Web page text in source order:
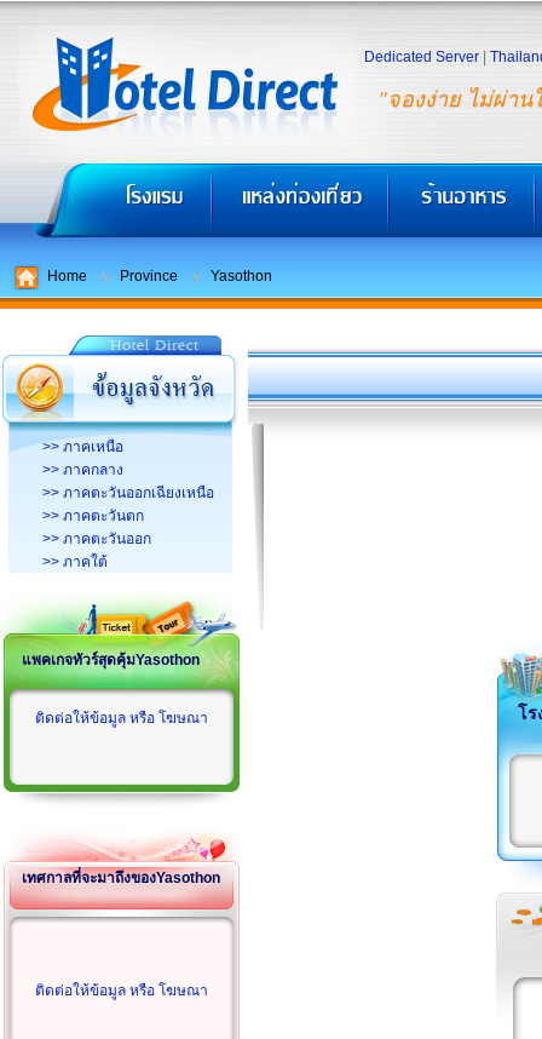
"จองง่าย ไม่ผ่าน
Dedicated Server
Home Province Yasothon
>> ภาคเหนือ
>> ภาคกลาง
>> ภาคตะวันออกเฉียงเหนือ
>> ภาคตะวันตก
>> ภาคตะวันออก
>> ภาคใต้
แพคเกจทัวร์สุดคุ้มYasothon
ติดต่อให้ข้อมูล หรือ โฆษณา
เทศกาลที่จะมาถึงของYasothon
ติดต่อให้ข้อมูล หรือ โฆษณา
โร